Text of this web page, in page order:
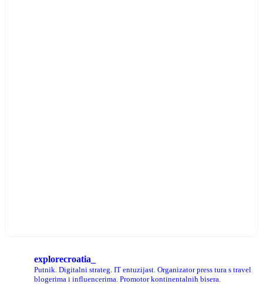
explorecroatia_
Putnik. Digitalni strateg. IT entuzijast. Organizator press tura s travel
blogerima i influencerima. Promotor kontinentalnih bisera.